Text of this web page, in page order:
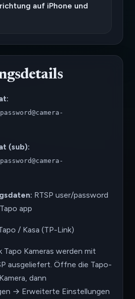
auf iPhone und
(sub):
RTSP user/password
app
/ Kasa (TP-Link)
Tapo Kameras werden mit
ausgeliefert. Öffne die Tapo-
dann
→ Erweiterte Einstellungen